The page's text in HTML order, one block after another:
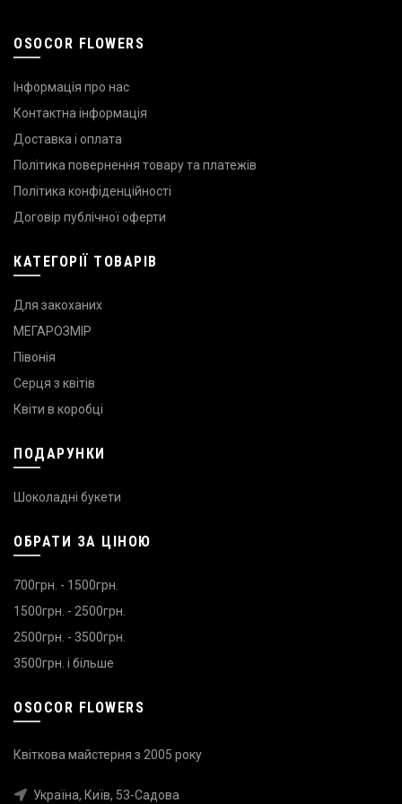
OSOCOR FLOWERS
Інформація про нас
Контактна інформація
Доставка і оплата
Політика повернення товару та платежів
Політика конфіденційності
Договір публічної оферти
КАТЕГОРІЇ ТОВАРІВ
Для закоханих
МЕГАРОЗМІР
Півонія
Серця з квітів
Квіти в коробці
ПОДАРУНКИ
Шоколадні букети
ОБРАТИ ЗА ЦІНОЮ
700грн. - 1500грн.
1500грн. - 2500грн.
2500грн. - 3500грн.
3500грн. і більше
OSOCOR FLOWERS
Квіткова майстерня з 2005 року
Україна, Київ, 53-Садова